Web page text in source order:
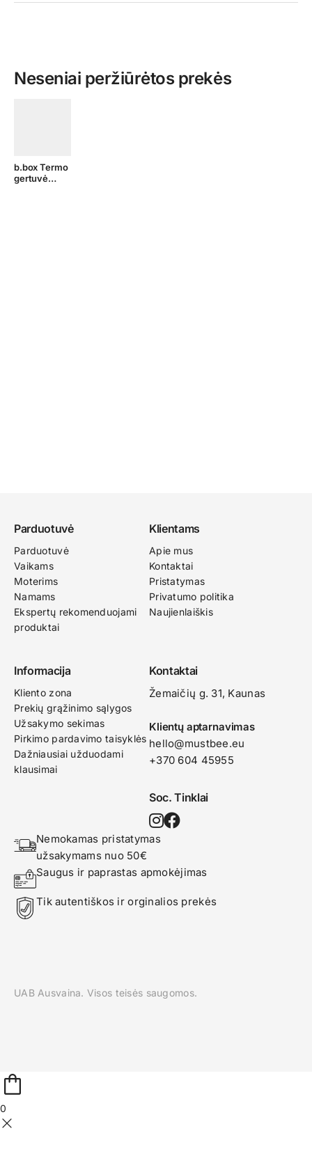
Neseniai peržiūrėtos prekės
b.box Termo
gertuvė
Parduotuvė
Parduotuvė
Vaikams
Moterims
Namams
Ekspertų rekomenduojami
produktai
Klientams
Apie mus
Kontaktai
Pristatymas
Privatumo politika
Naujienlaiškis
Informacija
Kliento zona
Prekių grąžinimo sąlygos
Užsakymo sekimas
Pirkimo pardavimo taisyklės
Dažniausiai užduodami
klausimai
Kontaktai
Žemaičių g. 31, Kaunas​
Klientų aptarnavimas
hello@mustbee.eu
+370 604 45955
Soc. Tinklai
Nemokamas pristatymas
užsakymams nuo 50€
Saugus ir paprastas apmokėjimas
Tik autentiškos ir orginalios prekės
UAB Ausvaina. Visos teisės saugomos.
0